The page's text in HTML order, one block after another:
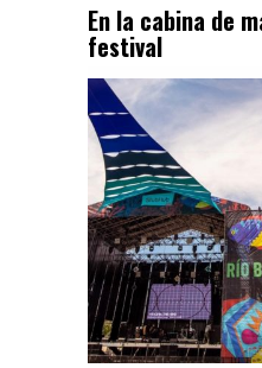
En la cabina de
festival